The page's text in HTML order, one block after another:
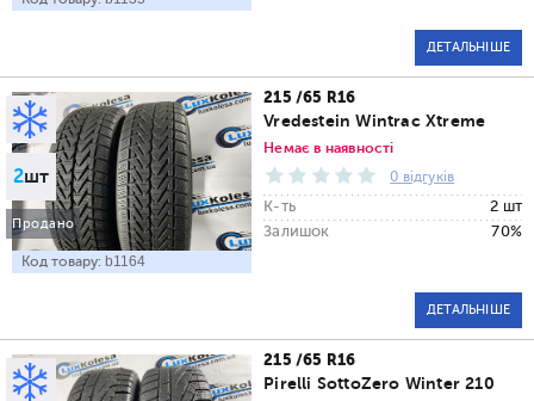
ДЕТАЛЬНІШЕ
2шт
Продано
Код товару: b1164
215 /65 R16
Vredestein Wintrac Xtreme
Немає в наявності
0 відгуків
К-ть
2 шт
Залишок
70%
ДЕТАЛЬНІШЕ
215 /65 R16
Pirelli SottoZero Winter 210